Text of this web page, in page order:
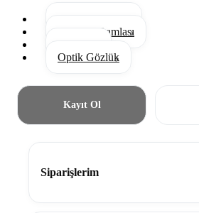
Gözyaşı Damlası
Optik Gözlük
Kayıt Ol
Siparişlerim